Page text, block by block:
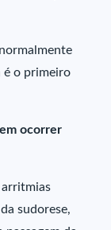
é o primeiro
ocorrer
arritmias
sudorese,